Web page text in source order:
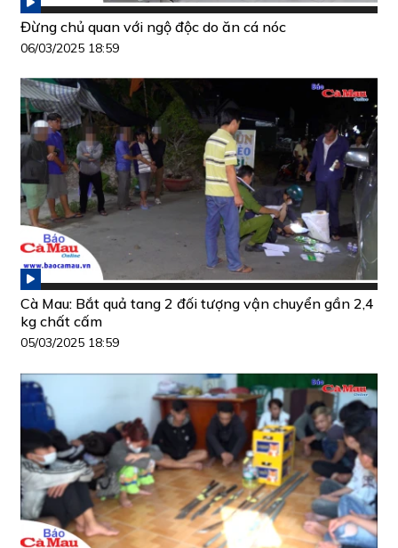
Đừng chủ quan với ngộ độc do ăn cá nóc
06/03/2025 18:59
Cà Mau: Bắt quả tang 2 đối tượng vận chuyển gần 2,4
kg chất cấm
05/03/2025 18:59